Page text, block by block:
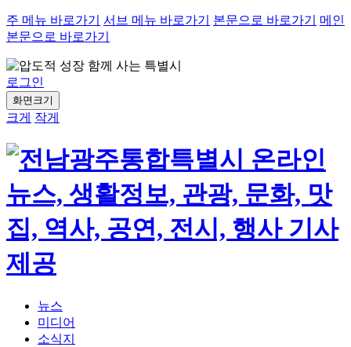
주 메뉴 바로가기 서브 메뉴 바로가기 본문으로 바로가기
메인
본문으로 바로가기
로그인
화면크기
크게 작게
뉴스
미디어
소식지